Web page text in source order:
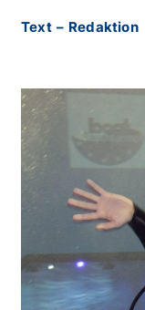
Text – Redaktion